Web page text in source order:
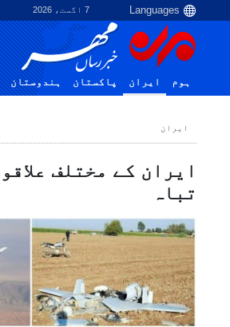
7 اگست، 2026
ہوم ایران پاکستان ہندوستان
ایران
تباہ